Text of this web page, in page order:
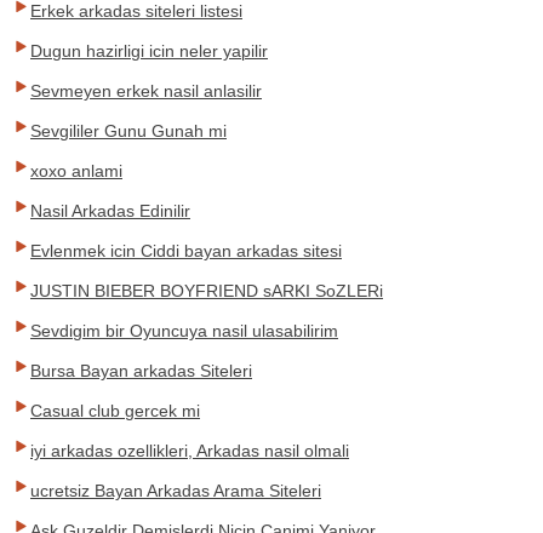
Erkek arkadas siteleri listesi
Dugun hazirligi icin neler yapilir
Sevmeyen erkek nasil anlasilir
Sevgililer Gunu Gunah mi
xoxo anlami
Nasil Arkadas Edinilir
Evlenmek icin Ciddi bayan arkadas sitesi
JUSTIN BIEBER BOYFRIEND sARKI SoZLERi
Sevdigim bir Oyuncuya nasil ulasabilirim
Bursa Bayan arkadas Siteleri
Casual club gercek mi
iyi arkadas ozellikleri, Arkadas nasil olmali
ucretsiz Bayan Arkadas Arama Siteleri